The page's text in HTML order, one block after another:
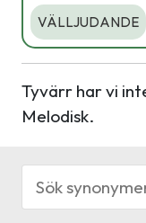
VÄLLJUDANDE
Tyvärr har vi
Melodisk.